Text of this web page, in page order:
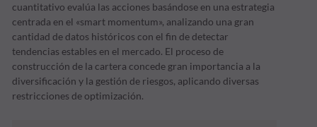
cuantitativo evalúa las acciones basándose en una estrategia
centrada en el «smart momentum», analizando una gran
cantidad de datos históricos con el fin de detectar
tendencias estables en el mercado. El proceso de
construcción de la cartera concede gran importancia a la
diversificación y la gestión de riesgos, aplicando diversas
restricciones de optimización.